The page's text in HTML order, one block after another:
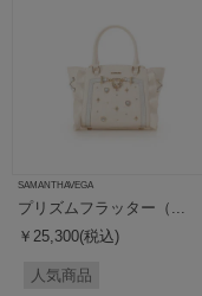
SAMANTHAVEGA
プリズムフラッター（...
￥25,300(税込)
人気商品